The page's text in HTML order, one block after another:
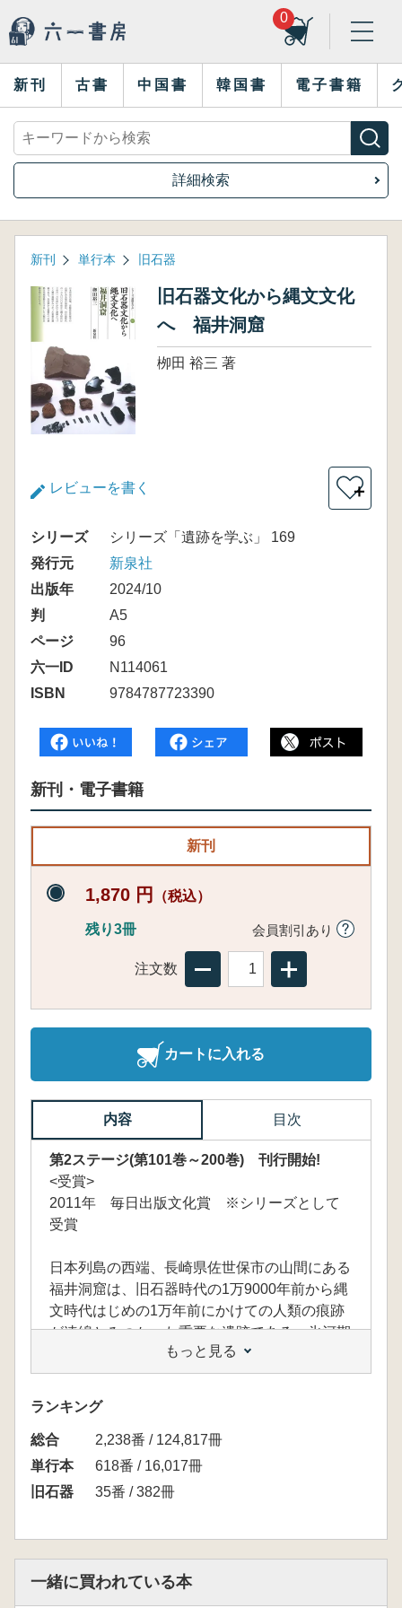
0
新刊 古書 中国書 韓国書 電子書籍
詳細検索
新刊 単行本 旧石器
旧石器文化から縄文文化
へ 福井洞窟
栁田 裕三 著
レビューを書く ＋
シリーズ
シリーズ「遺跡を学ぶ」 169
発行元
新泉社
出版年
2024/10
判
A5
ページ
96
六一ID
N114061
ISBN
9784787723390
新刊・電子書籍
新刊
1,870 円 （税込）
残り3冊 会員割引あり
注文数
カートに入れる
内容 目次
第2ステージ(第101巻～200巻) 刊行開始!
<受賞>
2011年 毎日出版文化賞 ※シリーズとして
受賞
日本列島の西端、長崎県佐世保市の山間にある
福井洞窟は、旧石器時代の1万9000年前から縄
文時代はじめの1万年前にかけての人類の痕跡
が連綿とみつかった重要な遺跡である。氷河期
から温暖化への過酷な気候変動を生きぬいた人
類の足跡を明らかにする。
もっと見る
ランキング
総合
2,238番 / 124,817冊
単行本
618番 / 16,017冊
旧石器
35番 / 382冊
一緒に買われている本